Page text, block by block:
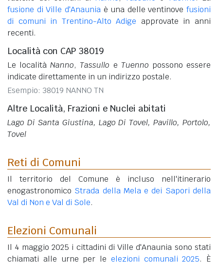
fusione di Ville d'Anauniaè una delle ventinove fusioni
di comuni in Trentino-Alto Adige approvate in anni
recenti.
Località con CAP 38019
Le localitàNanno,Tassullo e Tuenno possono essere
indicate direttamente in un indirizzo postale.
Esempio: 38019 NANNO TN
Altre Località, Frazioni e Nuclei abitati
Lago Di Santa Giustina, Lago Di Tovel, Pavillo, Portolo,
Tovel
Reti di Comuni
Il territorio del Comune è incluso nell'itinerario
enogastronomico Strada della Mela e dei Sapori della
Val di Non e Val di Sole.
Elezioni Comunali
Il 4 maggio 2025 i cittadini di Ville d'Anaunia sono stati
chiamati alle urne per le elezioni comunali 2025. È